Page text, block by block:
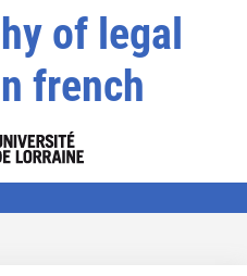
of legal
french